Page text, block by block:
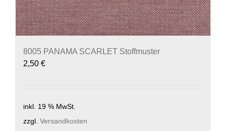
8005 PANAMA SCARLET Stoffmuster
2,50 €
inkl. 19 % MwSt.
zzgl. Versandkosten